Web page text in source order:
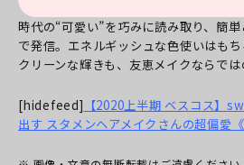
時代の“可愛い”を巧みに読み取り、簡
で発信。エネルギッシュな色使いはも
クリーンな輝きも、友恵メイクならでは
[hidefeed] 【2020上半期 ベスコス】
出す スタメンヘアメイクさんの超偏愛